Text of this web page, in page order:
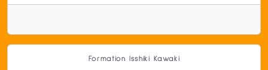
Formation Isshiki Kawaki